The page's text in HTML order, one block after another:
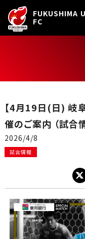
FUKUSHIMA
FC
【4月19日(日) 岐
催のご案内 （試合
2026/4/8
試合情報